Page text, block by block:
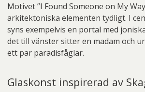
Motivet ”I Found Someone on My
arkitektoniska elementen tydligt. I
syns exempelvis en portal med
det till vänster sitter en madam och
ett par paradisfåglar.
Glaskonst inspirerad av